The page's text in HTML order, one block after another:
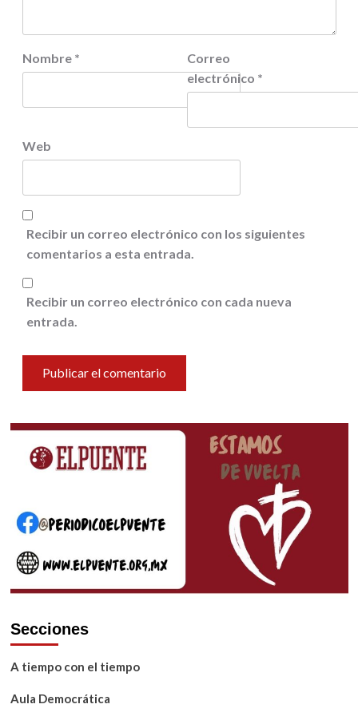
Nombre *
Correo
electrónico *
Web
Recibir un correo electrónico con los siguientes
comentarios a esta entrada.
Recibir un correo electrónico con cada nueva
entrada.
Secciones
A tiempo con el tiempo
Aula Democrática